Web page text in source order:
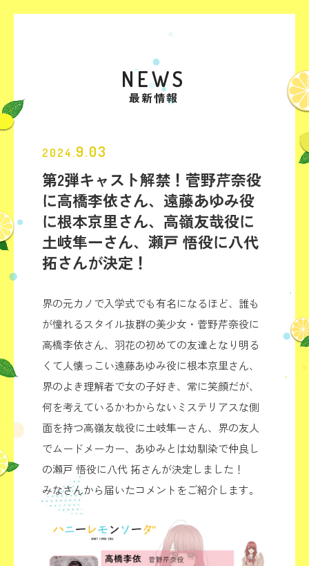
TOP
NEWS
INTRODUCTION
STORY
CHARACTER
STAFF/CAST
ON AIR
GOODS
MOVIE
NEWS
最新情報
2024.9.03
第2弾キャスト解禁！菅野芹奈役
に高橋李依さん、遠藤あゆみ役
に根本京里さん、高嶺友哉役に
土岐隼一さん、瀬戸 悟役に八代
拓さんが決定！
界の元カノで入学式でも有名になるほど、誰も
が憧れるスタイル抜群の美少女・菅野芹奈役に
高橋李依さん、羽花の初めての友達となり明る
くて人懐っこい遠藤あゆみ役に根本京里さん、
界のよき理解者で女の子好き、常に笑顔だが、
何を考えているかわからないミステリアスな側
面を持つ高嶺友哉役に土岐隼一さん、界の友人
でムードメーカー、あゆみとは幼馴染で仲良し
の瀬戸 悟役に八代 拓さんが決定しました！
みなさんから届いたコメントをご紹介します。